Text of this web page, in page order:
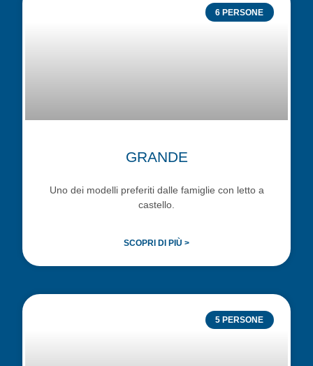
6 PERSONE
GRANDE
Uno dei modelli preferiti dalle famiglie con letto a
castello.
SCOPRI DI PIÙ >
5 PERSONE